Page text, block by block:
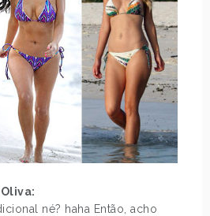
né? haha Então, acho